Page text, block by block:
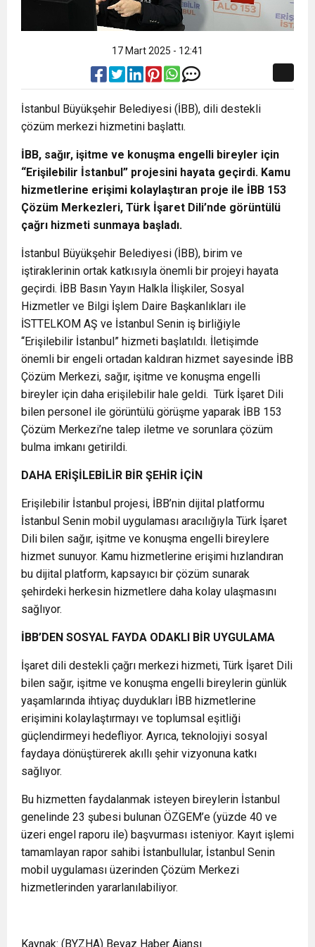
17 Mart 2025 - 12:41
İstanbul Büyükşehir Belediyesi (İBB), dili destekli
çözüm merkezi hizmetini başlattı.
İBB, sağır, işitme ve konuşma engelli bireyler için
“Erişilebilir İstanbul” projesini hayata geçirdi. Kamu
hizmetlerine erişimi kolaylaştıran proje ile İBB 153
Çözüm Merkezleri, Türk İşaret Dili’nde görüntülü
çağrı hizmeti sunmaya başladı.
İstanbul Büyükşehir Belediyesi (İBB), birim ve
iştiraklerinin ortak katkısıyla önemli bir projeyi hayata
geçirdi. İBB Basın Yayın Halkla İlişkiler, Sosyal
Hizmetler ve Bilgi İşlem Daire Başkanlıkları ile
İSTTELKOM AŞ ve İstanbul Senin iş birliğiyle
“Erişilebilir İstanbul” hizmeti başlatıldı. İletişimde
önemli bir engeli ortadan kaldıran hizmet sayesinde İBB
Çözüm Merkezi, sağır, işitme ve konuşma engelli
bireyler için daha erişilebilir hale geldi. Türk İşaret Dili
bilen personel ile görüntülü görüşme yaparak İBB 153
Çözüm Merkezi’ne talep iletme ve sorunlara çözüm
bulma imkanı getirildi.
DAHA ERİŞİLEBİLİR BİR ŞEHİR İÇİN
Erişilebilir İstanbul projesi, İBB’nin dijital platformu
İstanbul Senin mobil uygulaması aracılığıyla Türk İşaret
Dili bilen sağır, işitme ve konuşma engelli bireylere
hizmet sunuyor. Kamu hizmetlerine erişimi hızlandıran
bu dijital platform, kapsayıcı bir çözüm sunarak
şehirdeki herkesin hizmetlere daha kolay ulaşmasını
sağlıyor.
İBB’DEN SOSYAL FAYDA ODAKLI BİR UYGULAMA
İşaret dili destekli çağrı merkezi hizmeti, Türk İşaret Dili
bilen sağır, işitme ve konuşma engelli bireylerin günlük
yaşamlarında ihtiyaç duydukları İBB hizmetlerine
erişimini kolaylaştırmayı ve toplumsal eşitliği
güçlendirmeyi hedefliyor. Ayrıca, teknolojiyi sosyal
faydaya dönüştürerek akıllı şehir vizyonuna katkı
sağlıyor.
Bu hizmetten faydalanmak isteyen bireylerin İstanbul
genelinde 23 şubesi bulunan ÖZGEM’e (yüzde 40 ve
üzeri engel raporu ile) başvurması isteniyor. Kayıt işlemi
tamamlayan rapor sahibi İstanbullular, İstanbul Senin
mobil uygulaması üzerinden Çözüm Merkezi
hizmetlerinden yararlanılabiliyor.
Kaynak: (BYZHA) Beyaz Haber Ajansı